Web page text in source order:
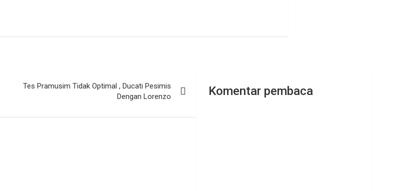
Tes Pramusim Tidak Optimal , Ducati Pesimis
Dengan Lorenzo
Komentar pembaca